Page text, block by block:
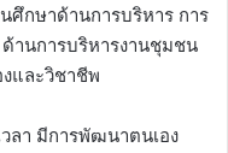
ศึกษาด้านการบริหาร การ
านการบริหารงานชุมชน
และวิชาชีพ
ลา มีการพัฒนาตนเอง